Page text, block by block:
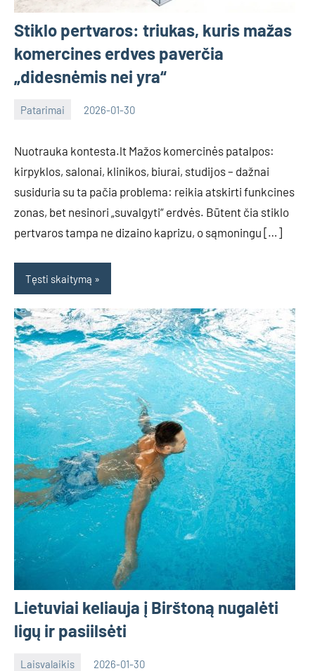
Stiklo pertvaros: triukas, kuris mažas
komercines erdves paverčia
„didesnėmis nei yra“
Patarimai 2026-01-30
Nuotrauka kontesta.lt Mažos komercinės patalpos:
kirpyklos, salonai, klinikos, biurai, studijos – dažnai
susiduria su ta pačia problema: reikia atskirti funkcines
zonas, bet nesinori „suvalgyti“ erdvės. Būtent čia stiklo
pertvaros tampa ne dizaino kaprizu, o sąmoningu […]
Tęsti skaitymą
Lietuviai keliauja į Birštoną nugalėti
ligų ir pasiilsėti
Laisvalaikis 2026-01-30